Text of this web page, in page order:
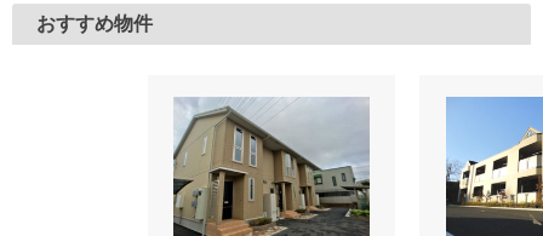
おすすめ物件